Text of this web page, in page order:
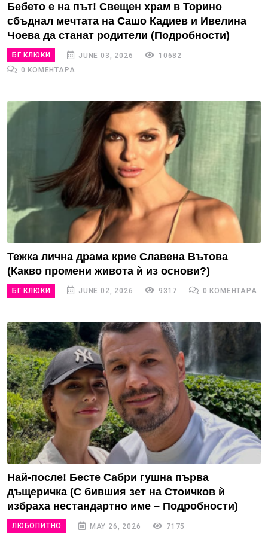
Бебето е на път! Свещен храм в Торино
сбъднал мечтата на Сашо Кадиев и Ивелина
Чоева да станат родители (Подробности)
БГ КЛЮКИ JUNE 03, 2026
10682
0 КОМЕНТАРА
Тежка лична драма крие Славена Вътова
(Какво промени живота ѝ из основи?)
БГ КЛЮКИ JUNE 02, 2026 9317 0 КОМЕНТАРА
Най-после! Бесте Сабри гушна първа
дъщеричка (С бившия зет на Стоичков ѝ
избраха нестандартно име – Подробности)
ЛЮБОПИТНО MAY 26, 2026
7175